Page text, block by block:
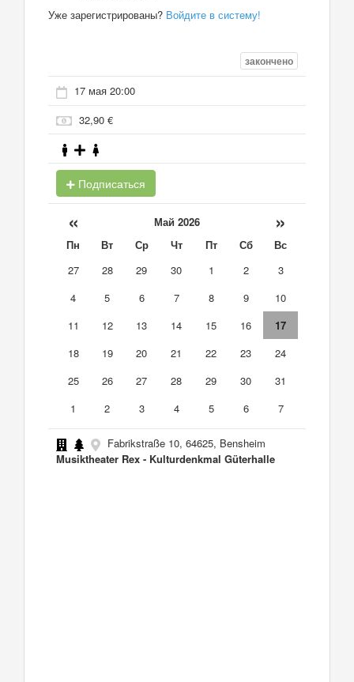
Уже зарегистрированы? Войдите в систему!
закончено
17 мая 20:00
32,90 €
Подписаться
« Май 2026 »
Пн Вт Ср Чт Пт Сб
Вс
27
28 29 30 1 2
3
4
5 6 7 8 9
10
11
12 13 14 15 16
17
18
19 20 21 22 23
24
25
26 27 28 29 30
31
1
2 3 4 5 6 7
Fabrikstraße 10, 64625, Bensheim
Musiktheater Rex - Kulturdenkmal Güterhalle